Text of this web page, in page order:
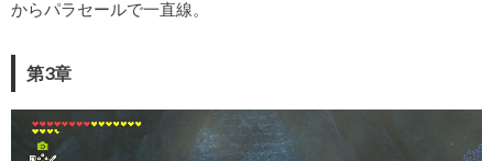
からパラセールで一直線。
第3章